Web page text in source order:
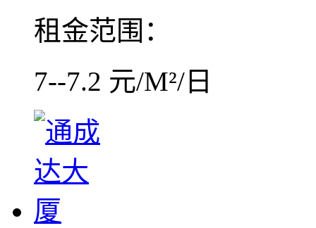
租金范围：
7--7.2 元/M²/日